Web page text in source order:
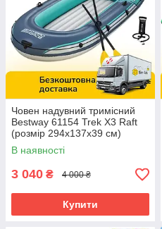
Човен надувний тримісний
Bestway 61154 Trek X3 Raft
(розмір 294x137x39 см)
В наявності
3 040 ₴ 4 000 ₴
Купити